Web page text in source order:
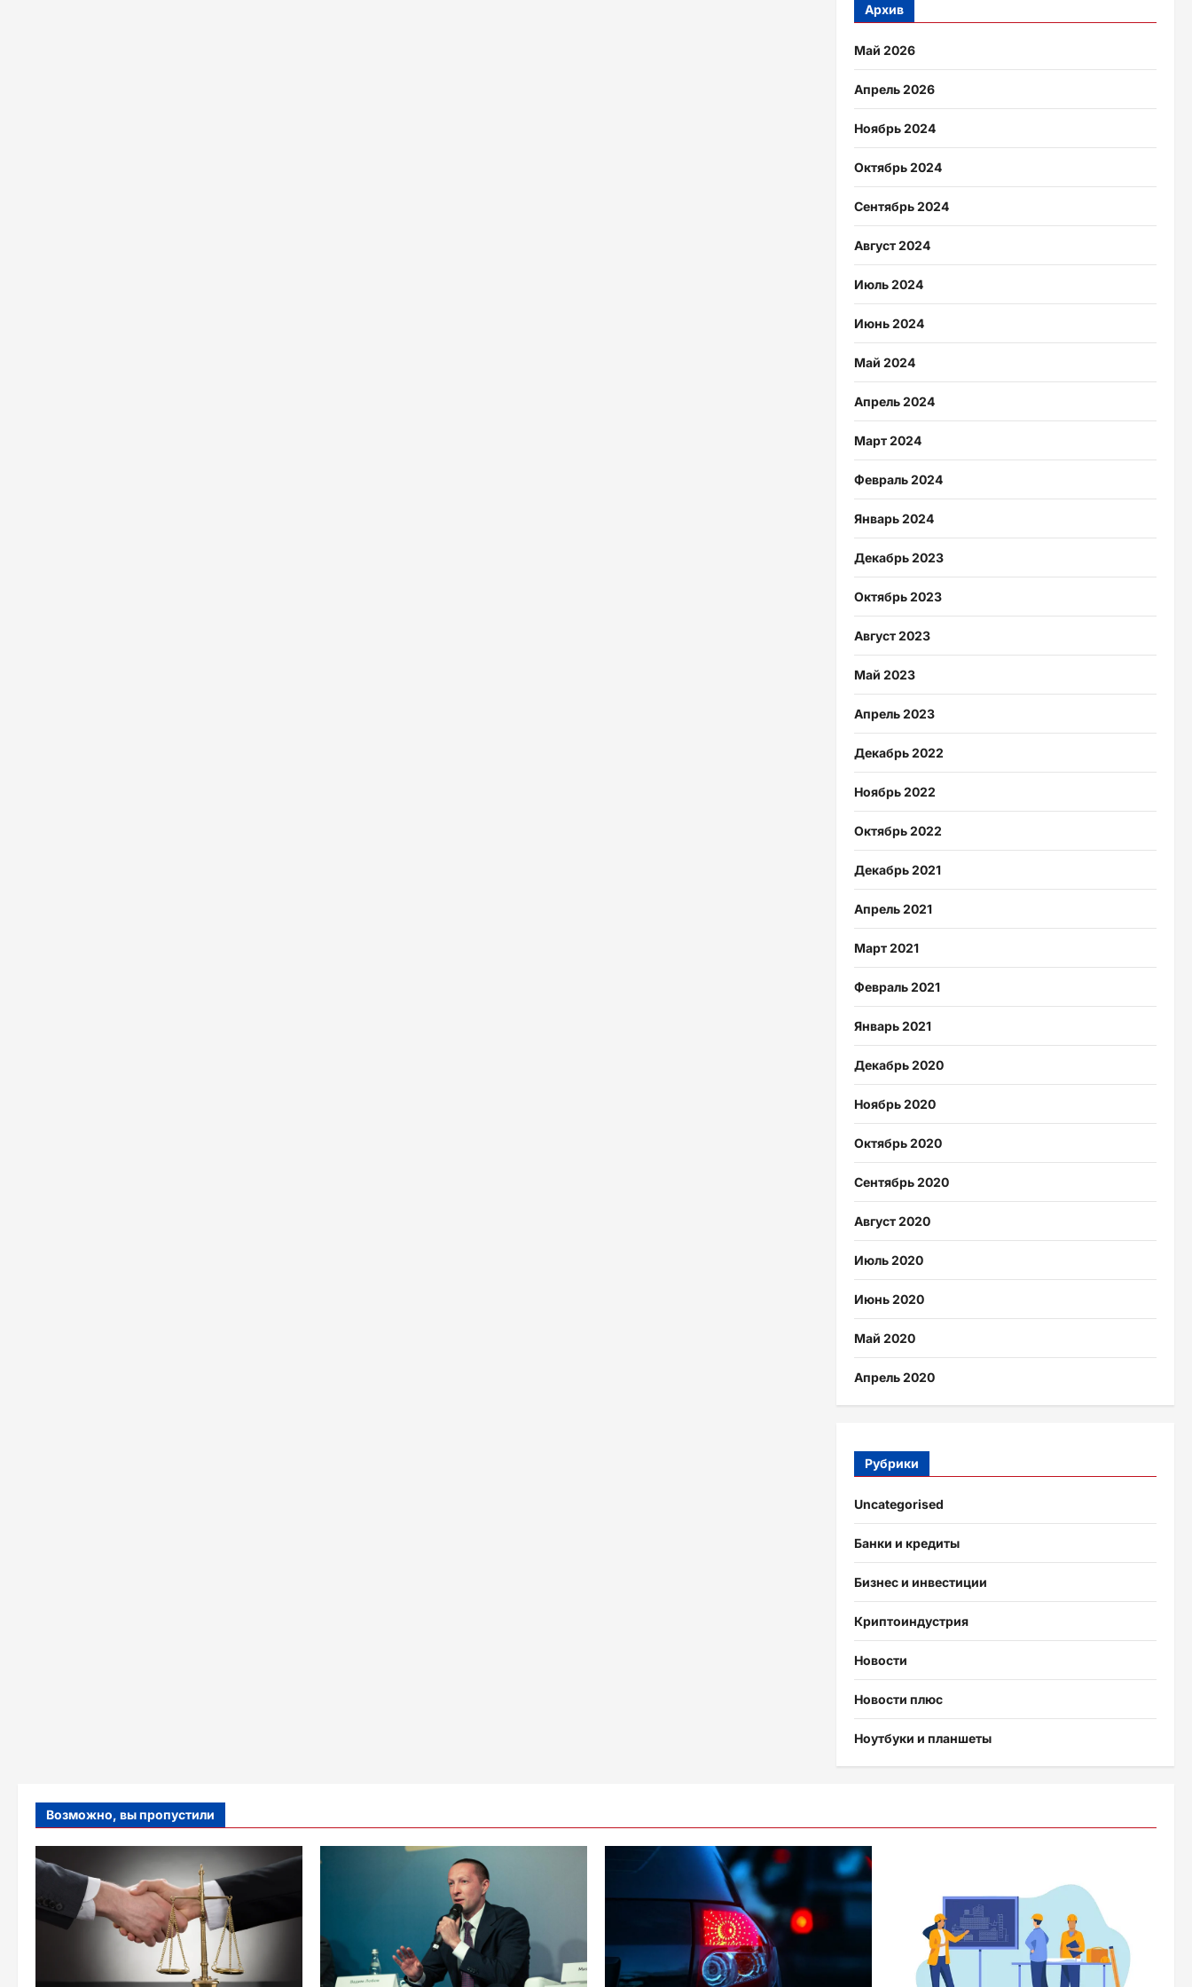
Архив
Май 2026
Апрель 2026
Ноябрь 2024
Октябрь 2024
Сентябрь 2024
Август 2024
Июль 2024
Июнь 2024
Май 2024
Апрель 2024
Март 2024
Февраль 2024
Январь 2024
Декабрь 2023
Октябрь 2023
Август 2023
Май 2023
Апрель 2023
Декабрь 2022
Ноябрь 2022
Октябрь 2022
Декабрь 2021
Апрель 2021
Март 2021
Февраль 2021
Январь 2021
Декабрь 2020
Ноябрь 2020
Октябрь 2020
Сентябрь 2020
Август 2020
Июль 2020
Июнь 2020
Май 2020
Апрель 2020
Рубрики
Uncategorised
Банки и кредиты
Бизнес и инвестиции
Криптоиндустрия
Новости
Новости плюс
Ноутбуки и планшеты
Возможно, вы пропустили